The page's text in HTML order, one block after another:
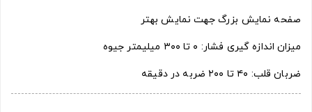
صفحه نمایش بزرگ جهت نمایش بهتر
میزان اندازه گیری فشار: ۰ تا ۳۰۰ میلیمتر جیوه
ضربان قلب: ۴۰ تا ۲۰۰ ضربه در دقیقه